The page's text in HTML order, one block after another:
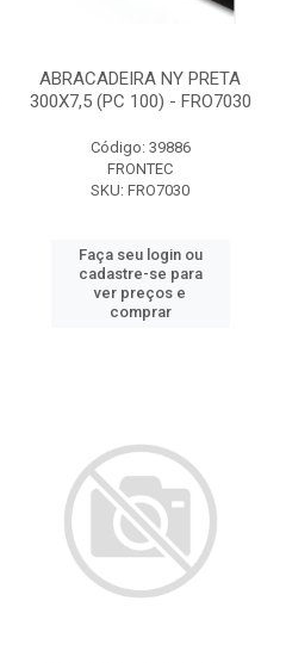
ABRACADEIRA NY PRETA
300X7,5 (PC 100) - FRO7030
Código: 39886
FRONTEC
SKU: FRO7030
Faça seu login ou
cadastre-se para
ver preços e
comprar